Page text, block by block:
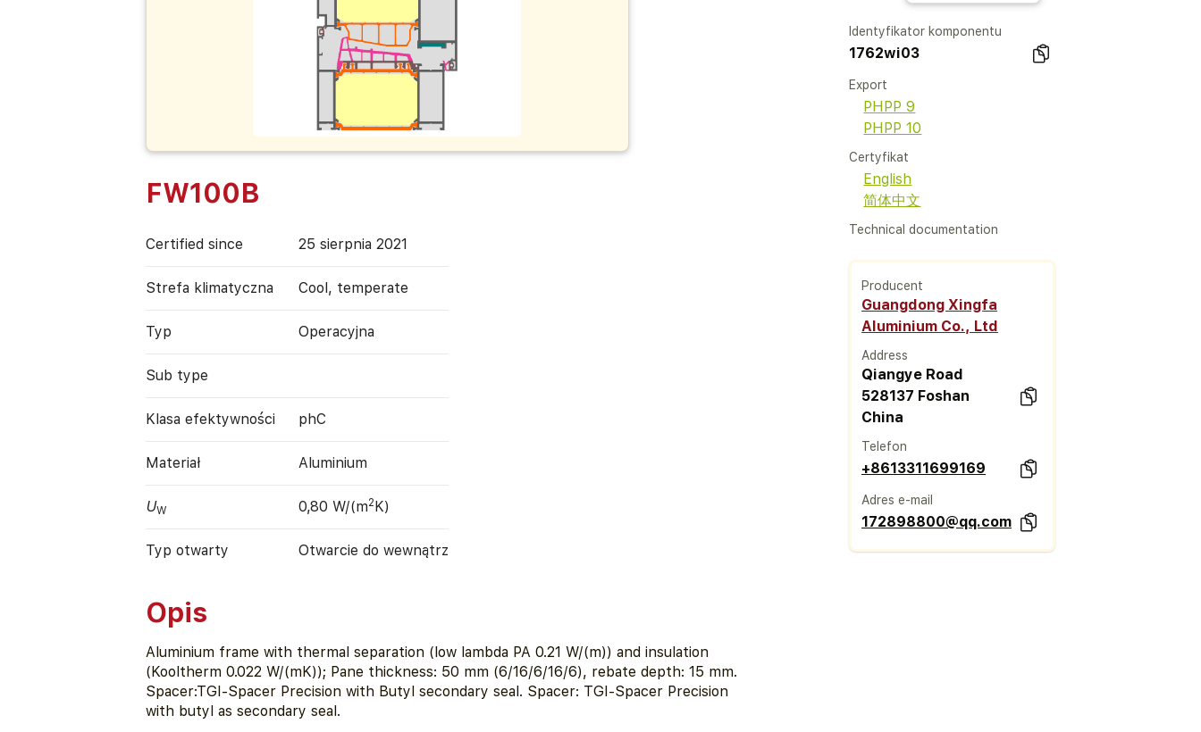
FW100B
Certified since 25 sierpnia 2021
Strefa klimatyczna Cool, temperate
Typ Operacyjna
Sub type
Klasa efektywności phC
Materiał Aluminium
UW 0,80 W/(m2K)
Typ otwarty Otwarcie do wewnątrz
Opis
Aluminium frame with thermal separation (low lambda PA 0.21 W/(m)) and insulation
(Kooltherm 0.022 W/(mK)); Pane thickness: 50 mm (6/16/6/16/6), rebate depth: 15 mm.
Spacer:TGI-Spacer Precision with Butyl secondary seal. Spacer: TGI-Spacer Precision
with butyl as secondary seal.
Identyfikator komponentu
1762wi03
Export
PHPP 9
PHPP 10
Certyfikat
English
简体中文
Technical documentation
Producent
Guangdong Xingfa
Aluminium Co., Ltd
Address
Qiangye Road
528137 Foshan
China
Telefon
+8613311699169
Adres e-mail
172898800@qq.com